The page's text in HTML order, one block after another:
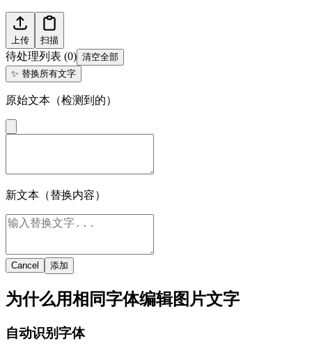
上传 扫描
待处理列表 (0) 清空全部
✨ 替换所有文字
原始文本（检测到的）
新文本（替换内容）
Cancel 添加
为什么用相同字体编辑图片文字
自动识别字体